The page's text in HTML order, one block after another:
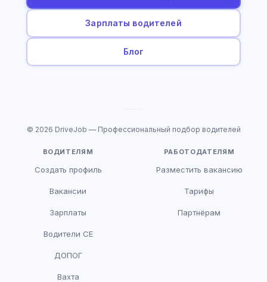
Зарплаты водителей
Блог
© 2026 DriveJob — Профессиональный подбор водителей
ВОДИТЕЛЯМ
Создать профиль
Вакансии
Зарплаты
Водители CE
ДОПОГ
Вахта
РАБОТОДАТЕЛЯМ
Разместить вакансию
Тарифы
Партнёрам
HR-консультант